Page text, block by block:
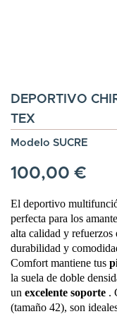
DEPORTIVO
TEX
Modelo SUCRE
100,00 €
El deportivo
perfecta para los
alta calidad y refuerzos
durabilidad y
Comfort mantiene tus
la suela de doble
un excelente soporte .
(tamaño 42), son